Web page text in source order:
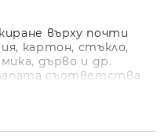
върху почти
картон, стъкло,
дърво и др.
съответства
без ксилол, без